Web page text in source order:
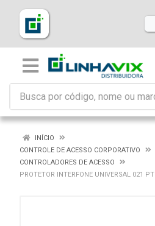
INÍCIO
CONTROLE DE ACESSO CORPORATIVO
CONTROLADORES DE ACESSO
PROTETOR INTERFONE UNIVERSAL 021 PT